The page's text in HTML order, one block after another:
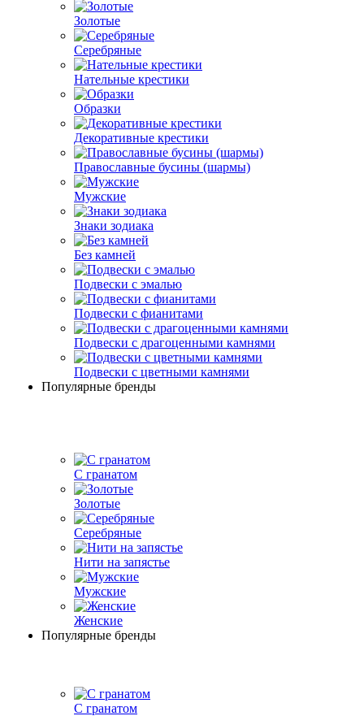
Золотые
Серебряные
Нательные крестики
Образки
Декоративные крестики
Православные бусины (шармы)
Мужские
Знаки зодиака
Без камней
Подвески с эмалью
Подвески с фианитами
Подвески с драгоценными камнями
Подвески с цветными камнями
Популярные бренды
С гранатом
Золотые
Серебряные
Нити на запястье
Мужские
Женские
Популярные бренды
С гранатом